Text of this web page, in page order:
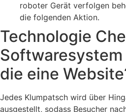
roboter Gerät verfolgen
die folgenden Aktion.
Technologie
die eine
Jedes Klumpatsch wird über
ausgestellt, sodass Besucher